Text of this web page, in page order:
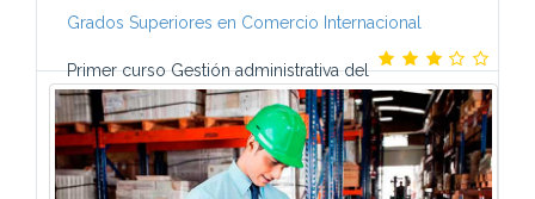
Grados Superiores en Comercio Internacional
Primer curso Gestión administrativa del
comercio internacionalGestión económica y
financiera de la empresaMarketing
internacionalInglésLogística y
almacenamientoMedios de pago...